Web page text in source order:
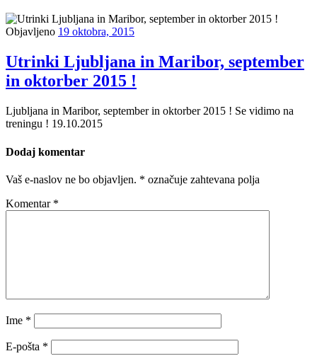
Objavljeno 19 oktobra, 2015
Utrinki Ljubljana in Maribor, september
in oktorber 2015 !
Ljubljana in Maribor, september in oktorber 2015 ! Se vidimo na
treningu ! 19.10.2015
Dodaj komentar
Vaš e-naslov ne bo objavljen. * označuje zahtevana polja
Komentar *
Ime *
E-pošta *